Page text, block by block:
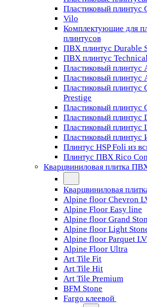
Пластиковый плинтус
Vilo
Комплектующие для
плинтусов
ПВХ плинтус Durable
ПВХ плинтус
Пластиковый плинтус
Пластиковый
Пластиковый плинтус
Prestige
Пластиковый плинтус
Пластиковый плинтус
Пластиковый плинтус
Пластиковый плинтус
Плинтус HSP Foli из
Плинтус ПВХ Rico
Кварцвиниловая плитка
Кварцвиниловая
Alpine floor Chevron
Alpine Floor Easy line
Alpine floor Grand
Alpine floor Light
Alpine floor Parquet
Alpine Floor Ultra
Art Tile Fit
Art Tile Hit
Art Tile Premium
BFM Stone
Fargo клеевой